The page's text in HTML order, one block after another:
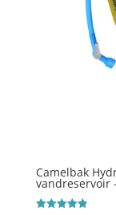
Camelbak
vandreservoir